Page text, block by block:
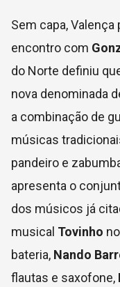
Sem capa,
encontro com
do Norte definiu
nova denominada
a combinação de
músicas
pandeiro e
apresenta o
dos músicos já
musical Tovinho
bateria, Nando
flautas e saxofone,